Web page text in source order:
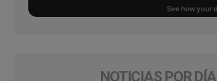
NOTICIAS POR DÍA